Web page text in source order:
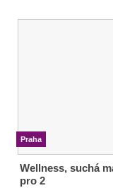
Praha
Wellness, suchá
pro 2